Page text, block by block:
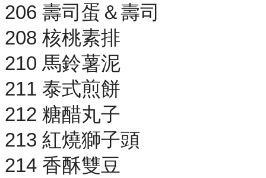
206 壽司蛋＆壽司
208 核桃素排
210 馬鈴薯泥
211 泰式煎餅
212 糖醋丸子
213 紅燒獅子頭
214 香酥雙豆